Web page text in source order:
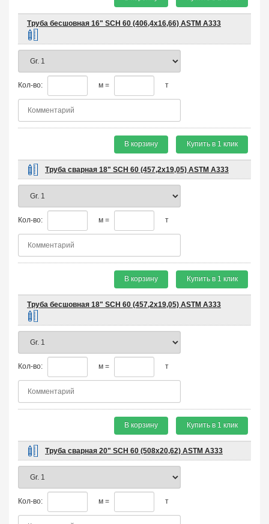
Труба бесшовная 16" SCH 60 (406,4х16,66) ASTM A333
Кол-во: м = т
В корзину Купить в 1 клик
Труба сварная 18" SCH 60 (457,2х19,05) ASTM A333
Кол-во: м = т
В корзину Купить в 1 клик
Труба бесшовная 18" SCH 60 (457,2х19,05) ASTM A333
Кол-во: м = т
В корзину Купить в 1 клик
Труба сварная 20" SCH 60 (508х20,62) ASTM A333
Кол-во: м = т